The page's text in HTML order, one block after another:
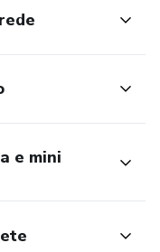
que fazem toda a
da minha loja
que nasceram na
e mini